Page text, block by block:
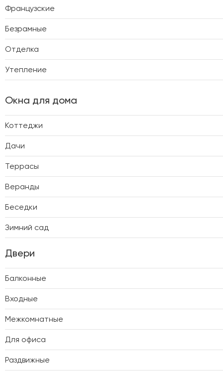
Французские
Безрамные
Отделка
Утепление
Окна для дома
Коттеджи
Дачи
Террасы
Веранды
Беседки
Зимний сад
Двери
Балконные
Входные
Межкомнатные
Для офиса
Раздвижные